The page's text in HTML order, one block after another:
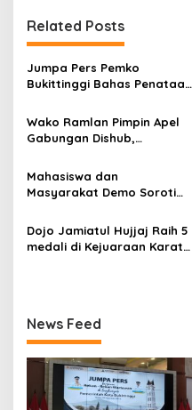
a
s
i
p
o
s
Related Posts
Jumpa Pers Pemko
Bukittinggi Bahas Penataan
Kampus UFDK
Wako Ramlan Pimpin Apel
Gabungan Dishub,
Persiapan Angkutan Gratis
Pelajar
Mahasiswa dan
Masyarakat Demo Soroti
PP, GMNI Bukittinggi
Kecewa Wali Kota dan
DPRD Tak Hadir Temui
Dojo Jamiatul Hujjaj Raih 5
medali di Kejuaraan Karate
News Feed